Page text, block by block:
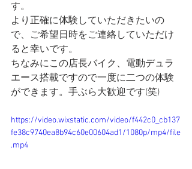
す。
より正確に体験していただきたいの
で、ご希望日時をご連絡していただけ
ると幸いです。
ちなみにこの店長バイク、電動デュラ
エース搭載ですので一度に二つの体験
ができます。手ぶら大歓迎です(笑)
https://video.wixstatic.com/video/f442c0_cb137
fe38c9740ea8b94c60e00604ad1/1080p/mp4/file
.mp4